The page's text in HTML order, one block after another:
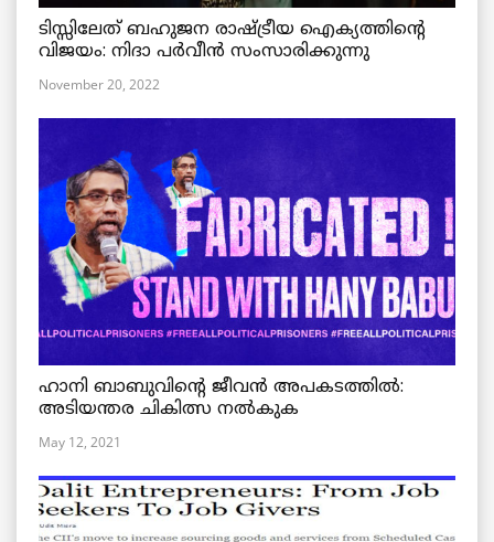
ടിസ്സിലേത് ബഹുജന രാഷ്ട്രീയ ഐക്യത്തിന്റെ
വിജയം: നിദാ പർവീൻ സംസാരിക്കുന്നു
November 20, 2022
ഹാനി ബാബുവിന്റെ ജീവൻ അപകടത്തിൽ:
അടിയന്തര ചികിത്സ നൽകുക
May 12, 2021